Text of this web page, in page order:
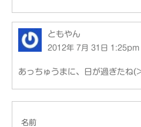
ともやん
2012年 7月 31日 1:25pm
あっちゅうまに、日が過ぎたね
名前